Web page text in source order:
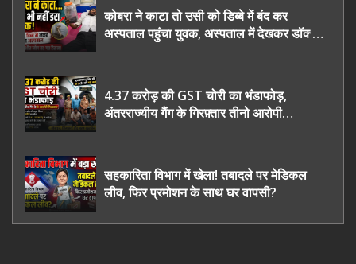
कोबरा ने काटा तो उसी को डिब्बे में बंद कर
अस्पताल पहुंचा युवक, अस्पताल में देखकर डॉक्टर
4.37 करोड़ की GST चोरी का भंडाफोड़,
अंतरराज्यीय गैंग के गिरफ़्तार तीनो आरोपी
सहकारिता विभाग में खेला! तबादले पर मेडिकल
लीव, फिर प्रमोशन के साथ घर वापसी?